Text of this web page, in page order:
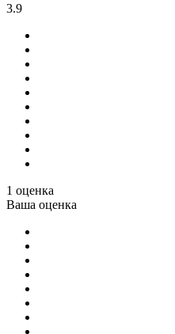
3.9
1 оценка
Ваша оценка